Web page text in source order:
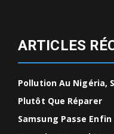
ARTICLES
Pollution Au Nigéria,
Plutôt Que Réparer
Samsung Passe